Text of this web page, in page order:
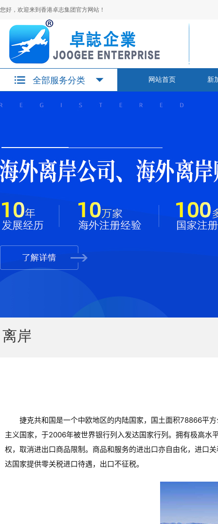
您好，欢迎来到香港卓志集团官方网站！
全部服务分类 网站首页 新
离岸
捷克共和国是一个中欧地区的内陆国家，国土面积78866平
主义国家，于2006年被世界银行列入发达国家行列。拥有极高
权，取消进出口商品限制。商品和服务的进出口亦自由化，进口
达国家提供零关税进口待遇，出口不征税。